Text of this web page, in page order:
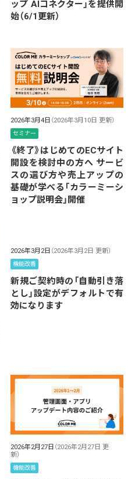
ップ AIコネクター」を提供開
始（6/1更新）
2026年3月4日 （2026年3月10日 更新）
セミナー
《終了》はじめてのECサイト
開設を検討中の方へ サービ
スの選び方や売上アップの
基礎が学べる「カラーミーシ
ョップ説明会」開催
2026年3月2日 （2026年3月2日 更新）
機能改善
新規ご契約時の「自動引き落
とし」設定がデフォルトで有
効になります
2026年2月27日 （2026年2月27日 更
新）
機能改善